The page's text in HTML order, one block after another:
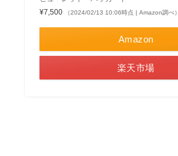
¥7,500
（2024/02/13 10:06時点 | Amazon調べ）
Amazon
楽天市場